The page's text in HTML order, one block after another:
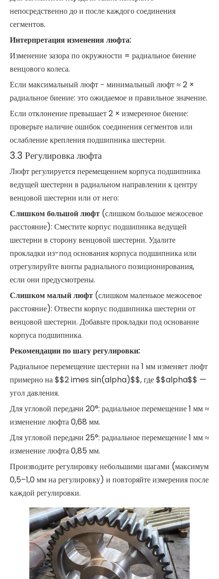
непосредственно до и после каждого соединения
сегментов.
Интерпретация изменения люфта:
Изменение зазора по окружности = радиальное биение
венцового колеса.
Если максимальный люфт − минимальный люфт ≈ 2 ×
радиальное биение: это ожидаемое и правильное значение.
Если отклонение превышает 2 × измеренное биение:
проверьте наличие ошибок соединения сегментов или
ослабление крепления подшипника шестерни.
3.3 Регулировка люфта
Люфт регулируется перемещением корпуса подшипника
ведущей шестерни в радиальном направлении к центру
венцовой шестерни или от него:
Слишком большой люфт (слишком большое межосевое
расстояние): Сместите корпус подшипника ведущей
шестерни в сторону венцовой шестерни. Удалите
прокладки из-под основания корпуса подшипника или
отрегулируйте винты радиального позиционирования,
если они предусмотрены.
Слишком малый люфт (слишком маленькое межосевое
расстояние): Отвести корпус подшипника шестерни от
венцовой шестерни. Добавьте прокладки под основание
корпуса подшипника.
Рекомендации по шагу регулировки:
Радиальное перемещение шестерни на 1 мм изменяет люфт
примерно на $$2 imes sin(alpha)$$, где $$alpha$$ —
угол давления.
Для угловой передачи 20°: радиальное перемещение 1 мм ≈
изменение люфта 0,68 мм.
Для угловой передачи 25°: радиальное перемещение 1 мм ≈
изменение люфта 0,85 мм.
Производите регулировку небольшими шагами (максимум
0,5–1,0 мм на регулировку) и повторяйте измерения после
каждой регулировки.